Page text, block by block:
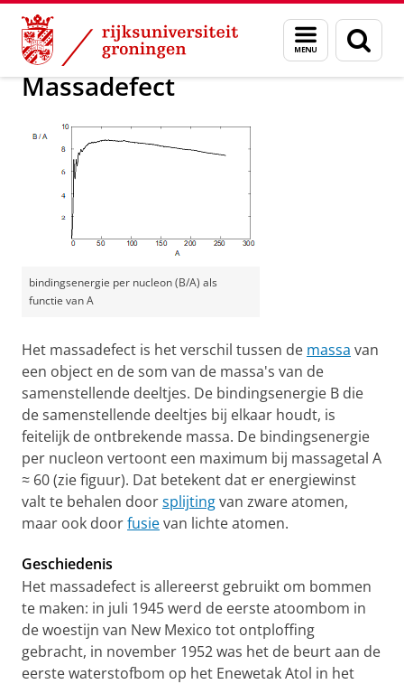
Skip
Content
Skip
Navigation
Menu
en
zoeken
Groningen Academy for Radiation Protection
Massadefect
bindingsenergie per nucleon (B/A) als
functie van A
Het massadefect is het verschil tussen de massa van
een object en de som van de massa's van de
samenstellende deeltjes. De bindingsenergie B die
de samenstellende deeltjes bij elkaar houdt, is
feitelijk de ontbrekende massa. De bindingsenergie
per nucleon vertoont een maximum bij massagetal A
≈ 60 (zie figuur). Dat betekent dat er energiewinst
valt te behalen doorsplijtingvan zware atomen,
maar ook doorfusievan lichte atomen.
Geschiedenis
Het massadefect is allereerst gebruikt om bommen
te maken: in juli 1945 werd de eerste atoombom in
de woestijn van New Mexico tot ontploffing
gebracht, in november 1952 was het de beurt aan de
eerste waterstofbom op het Enewetak Atol in het